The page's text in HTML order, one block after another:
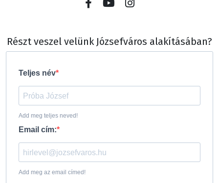
Részt veszel velünk Józsefváros alakításában?
Teljes név
Add meg teljes neved!
Email cím:
Add meg az email címed!